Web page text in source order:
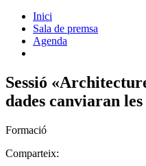
Inici
Sala de premsa
Agenda
Sessió
dades canviaran
Formació
Comparteix: